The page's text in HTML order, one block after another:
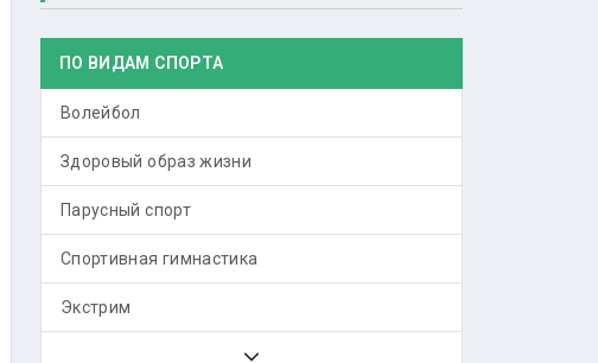
ПО ВИДАМ СПОРТА
Волейбол
Здоровый образ жизни
Парусный спорт
Спортивная гимнастика
Экстрим